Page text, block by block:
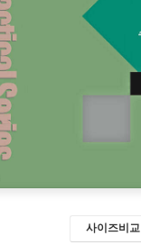
사이즈비교